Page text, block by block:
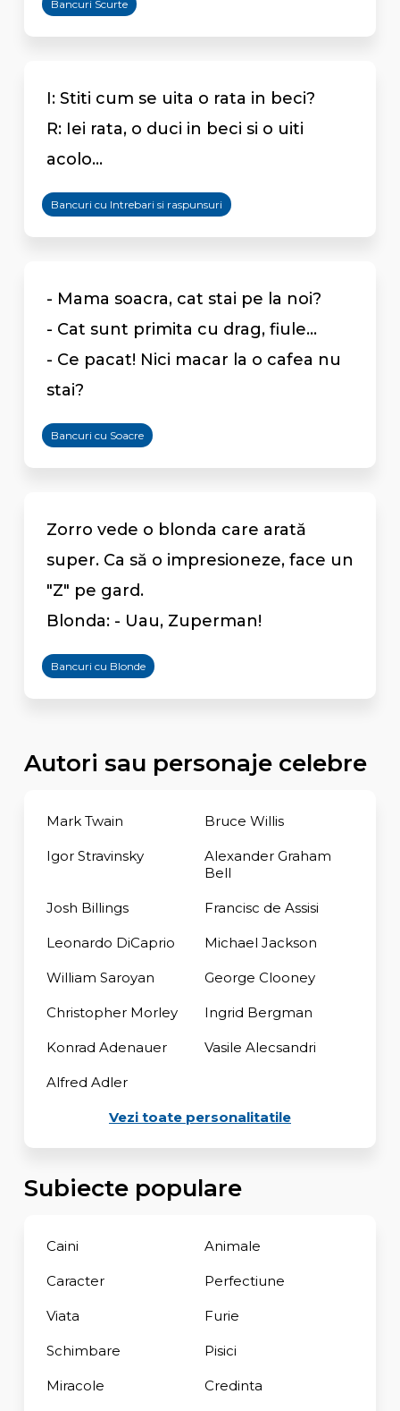
Bancuri Scurte
I: Stiti cum se uita o rata in beci?
R: Iei rata, o duci in beci si o uiti
acolo...
Bancuri cu Intrebari si raspunsuri
- Mama soacra, cat stai pe la noi?
- Cat sunt primita cu drag, fiule...
- Ce pacat! Nici macar la o cafea nu
stai?
Bancuri cu Soacre
Zorro vede o blonda care arată
super. Ca să o impresioneze, face un
"Z" pe gard.
Blonda: - Uau, Zuperman!
Bancuri cu Blonde
Autori sau personaje celebre
Mark Twain Bruce Willis
Igor Stravinsky
Alexander Graham
Bell
Josh Billings Francisc de Assisi
Leonardo DiCaprio Michael Jackson
William Saroyan George Clooney
Christopher Morley Ingrid Bergman
Konrad Adenauer Vasile Alecsandri
Alfred Adler
Vezi toate personalitatile
Subiecte populare
Caini Animale
Caracter Perfectiune
Viata Furie
Schimbare Pisici
Miracole Credinta